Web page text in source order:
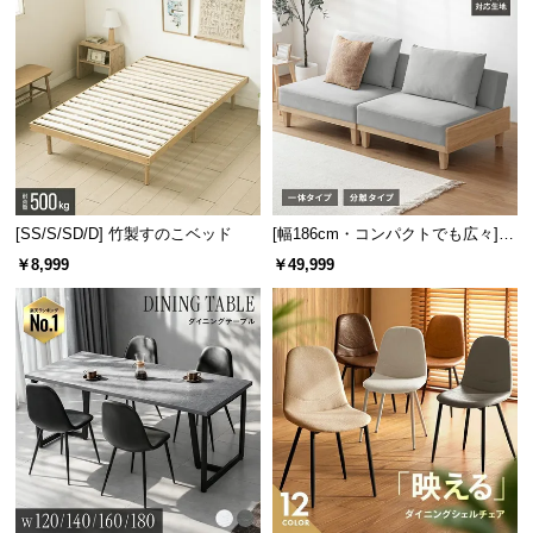
デザインを惹き立てるスチール取っ手
デザインにアクセントを与えるスチール製の取っ
手。指がかりが良いプレート状で開閉もスムーズで
す。
[SS/S/SD/D] 竹製すのこベッド
￥8,999
[幅186cm・コンパクトでも広々] 3
人掛けソファベッド リクライニン
￥49,999